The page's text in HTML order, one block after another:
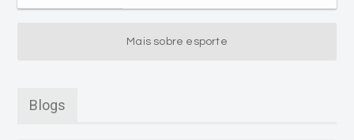
Mais sobre esporte
Blogs